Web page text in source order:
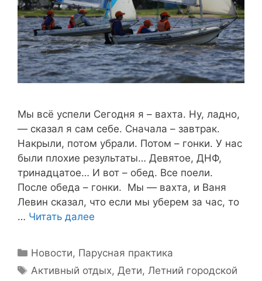
Мы всё успели Сегодня я – вахта. Ну, ладно,
— сказал я сам себе. Сначала – завтрак.
Накрыли, потом убрали. Потом – гонки. У нас
были плохие результаты… Девятое, ДНФ,
тринадцатое… И вот – обед. Все поели.
После обеда – гонки. Мы — вахта, и Ваня
Левин сказал, что если мы уберем за час, то
… Читать далее
Рубрики
Новости, Парусная практика
Метки
Активный отдых,Дети,Летний городской